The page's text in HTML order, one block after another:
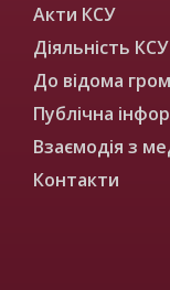
Акти КСУ
Діяльність КСУ
До відома
Публічна
Взаємодія з
Контакти